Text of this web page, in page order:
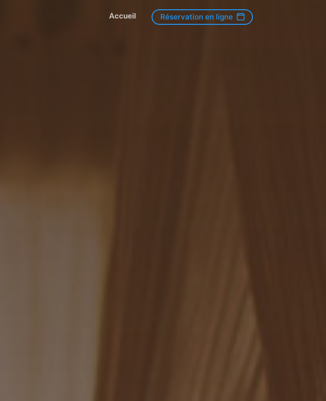
Accueil Réservation en ligne